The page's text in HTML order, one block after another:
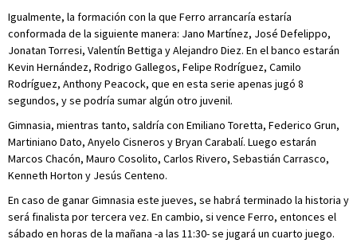
Igualmente, la formación con la que Ferro arrancaría estaría
conformada de la siguiente manera: Jano Martínez, José Defelippo,
Jonatan Torresi, Valentín Bettiga y Alejandro Diez. En el banco estarán
Kevin Hernández, Rodrigo Gallegos, Felipe Rodríguez, Camilo
Rodríguez, Anthony Peacock, que en esta serie apenas jugó 8
segundos, y se podría sumar algún otro juvenil.
Gimnasia, mientras tanto, saldría con Emiliano Toretta, Federico Grun,
Martiniano Dato, Anyelo Cisneros y Bryan Carabalí. Luego estarán
Marcos Chacón, Mauro Cosolito, Carlos Rivero, Sebastián Carrasco,
Kenneth Horton y Jesús Centeno.
En caso de ganar Gimnasia este jueves, se habrá terminado la historia y
será finalista por tercera vez. En cambio, si vence Ferro, entonces el
sábado en horas de la mañana -a las 11:30- se jugará un cuarto juego.